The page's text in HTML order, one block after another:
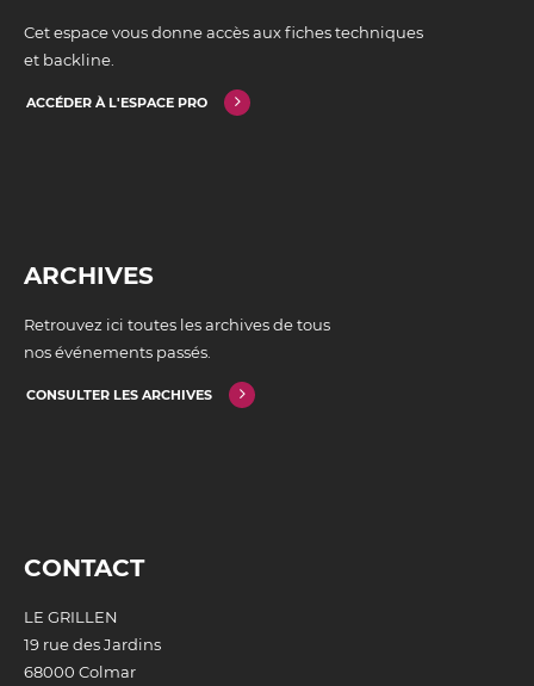
Cet espace vous donne accès aux fiches techniques
et backline.
ACCÉDER À L'ESPACE PRO
ARCHIVES
Retrouvez ici toutes les archives de tous
nos événements passés.
CONSULTER LES ARCHIVES
CONTACT
LE GRILLEN
19 rue des Jardins
68000 Colmar